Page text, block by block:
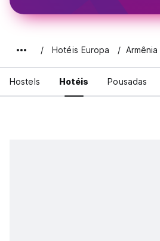
Hotéis Europa Armênia
Hostels Hotéis Pousadas